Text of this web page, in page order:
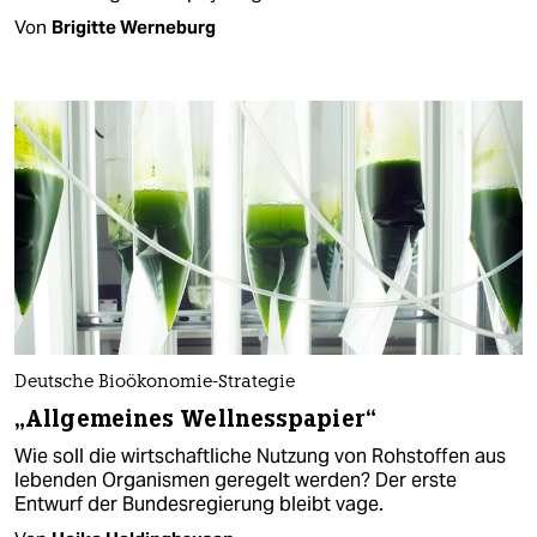
Von Brigitte Werneburg
Deutsche Bioökonomie-Strategie
„Allgemeines Wellnesspapier“
Wie soll die wirtschaftliche Nutzung von Rohstoffen aus
lebenden Organismen geregelt werden? Der erste
Entwurf der Bundesregierung bleibt vage.